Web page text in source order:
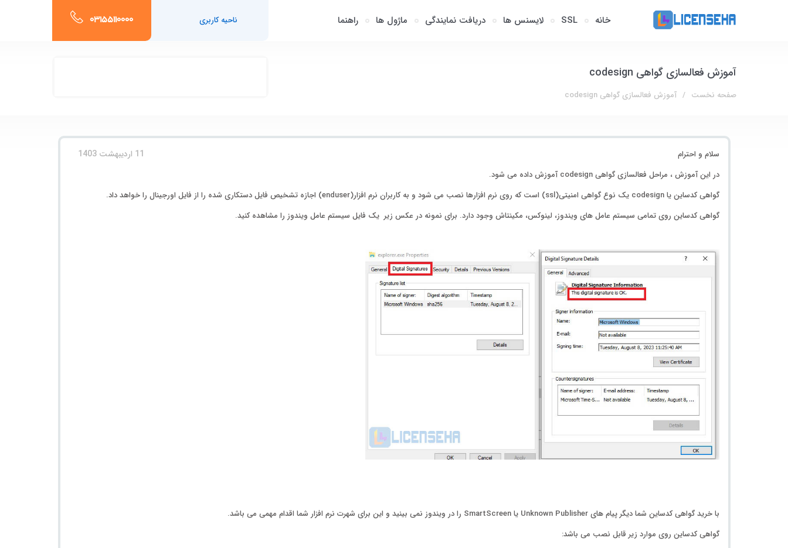
خانه SSL لایسنس ها دریافت نمایندگی ماژول ها راهنما ناحیه کاربری 03155110000
آموزش فعالسازی گواهی codesign
صفحه نخست آموزش فعالسازی گواهی codesign
11 اردیبهشت 1403
سلام و احترام
در این آموزش ، مراحل فعالسازی گواهی codesign آموزش داده می شود.
گواهی کدساین یا codesign یک نوع گواهی امنیتی(ssl) است که روی نرم افزارها نصب می شود و به کاربران نرم افزار(enduser) اجازه تشخیص فایل دستکاری شده را از فایل اورجینال را خواهد داد.
گواهی کدساین روی تمامی سیستم عامل های ویندوز، لینوکس، مکینتاش وجود دارد. برای نمونه در عکس زیر یک فایل سیستم عامل ویندوز را مشاهده کنید.
با خرید گواهی کدساین شما دیگر پیام های Unknown Publisher یا SmartScreen را در ویندوز نمی بینید و این برای شهرت نرم افزار شما اقدام مهمی می باشد.
گواهی کدساین روی موارد زیر قابل نصب می باشد: